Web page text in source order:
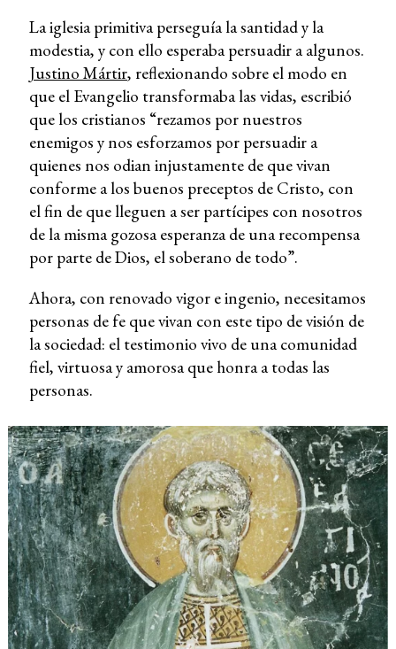
La iglesia primitiva perseguía la santidad y la
modestia, y con ello esperaba persuadir a algunos.
Justino Mártir, reflexionando sobre el modo en
que el Evangelio transformaba las vidas, escribió
que los cristianos “rezamos por nuestros
enemigos y nos esforzamos por persuadir a
quienes nos odian injustamente de que vivan
conforme a los buenos preceptos de Cristo, con
el fin de que lleguen a ser partícipes con nosotros
de la misma gozosa esperanza de una recompensa
por parte de Dios, el soberano de todo”.
Ahora, con renovado vigor e ingenio, necesitamos
personas de fe que vivan con este tipo de visión de
la sociedad: el testimonio vivo de una comunidad
fiel, virtuosa y amorosa que honra a todas las
personas.